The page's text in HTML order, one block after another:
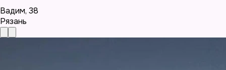
Вадим, 38
Рязань